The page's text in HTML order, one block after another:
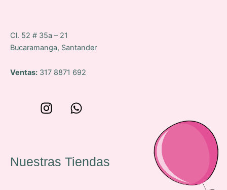
Cl. 52 # 35a – 21
Bucaramanga, Santander
Ventas: 317 8871 692
e
p
I
a
g
W
s
a
Nuestras Tiendas